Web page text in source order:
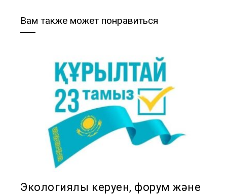
Вам также может понравиться
Экологиялық керуен, форум және